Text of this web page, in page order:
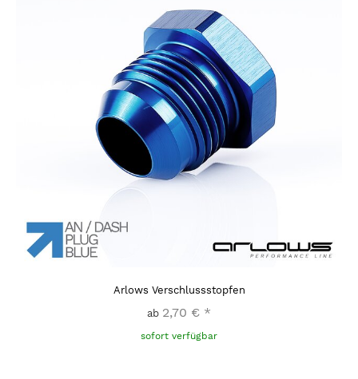
Arlows Verschlussstopfen
ab 2,70 € *
sofort verfügbar